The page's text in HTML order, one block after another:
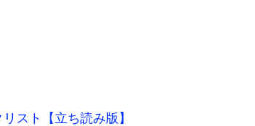
スト【立ち読み版】